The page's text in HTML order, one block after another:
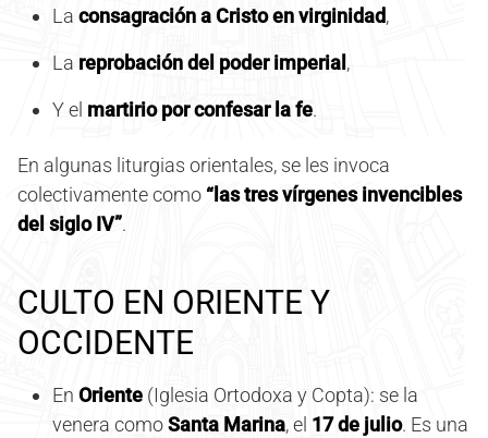
La consagración a Cristo en virginidad,
La reprobación del poder imperial ,
Y el martirio por confesar la fe.
En algunas liturgias orientales, se les invoca
colectivamente como “las tres vírgenes invencibles
del siglo IV”.
CULTO EN ORIENTE Y
OCCIDENTE
En Oriente (Iglesia Ortodoxa y Copta): se la
venera comoSanta Marina, el 17 de julio. Es una